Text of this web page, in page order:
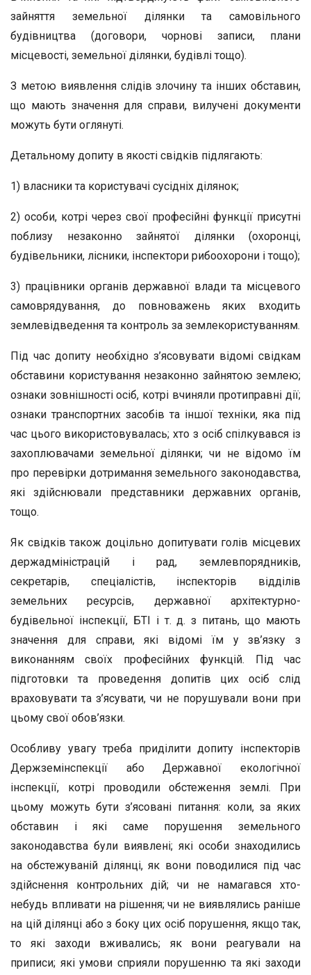
зайняття земельної ділянки та самовільного
будівництва (договори, чорнові записи, плани
місцевості, земельної ділянки, будівлі тощо).
З метою виявлення слідів злочину та інших обставин,
що мають значення для справи, вилучені документи
можуть бути оглянуті.
Детальному допиту в якості свідків підлягають:
1) власники та користувачі сусідніх ділянок;
2) особи, котрі через свої професійні функції присутні
поблизу незаконно зайнятої ділянки (охоронці,
будівельники, лісники, інспектори рибоохорони і тощо);
3) працівники органів державної влади та місцевого
самоврядування, до повноважень яких входить
землевідведення та контроль за землекористуванням.
Під час допиту необхідно з’ясовувати відомі свідкам
обставини користування незаконно зайнятою землею;
ознаки зовнішності осіб, котрі вчиняли протиправні дії;
ознаки транспортних засобів та іншої техніки, яка під
час цього використовувалась; хто з осіб спілкувався із
захоплювачами земельної ділянки; чи не відомо їм
про перевірки дотримання земельного законодавства,
які здійснювали представники державних органів,
тощо.
Як свідків також доцільно допитувати голів місцевих
держадміністрацій і рад, землевпорядників,
секретарів, спеціалістів, інспекторів відділів
земельних ресурсів, державної архітектурно-
будівельної інспекції, БТІ і т. д. з питань, що мають
значення для справи, які відомі їм у зв’язку з
виконанням своїх професійних функцій. Під час
підготовки та проведення допитів цих осіб слід
враховувати та з’ясувати, чи не порушували вони при
цьому свої обов’язки.
Особливу увагу треба приділити допиту інспекторів
Держземінспекції або Державної екологічної
інспекції, котрі проводили обстеження землі. При
цьому можуть бути з’ясовані питання: коли, за яких
обставин і які саме порушення земельного
законодавства були виявлені; які особи знаходились
на обстежуваній ділянці, як вони поводилися під час
здійснення контрольних дій; чи не намагався хто-
небудь впливати на рішення; чи не виявлялись раніше
на цій ділянці або з боку цих осіб порушення, якщо так,
то які заходи вживались; як вони реагували на
приписи; які умови сприяли порушенню та які заходи